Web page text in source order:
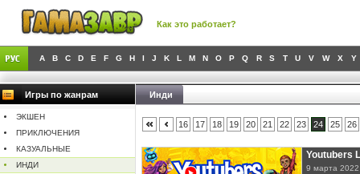
Как это работает?
A B C D E F G H I J K L M N O P Q R S T U V W X Y
Игры по жанрам
ЭКШЕН
ПРИКЛЮЧЕНИЯ
КАЗУАЛЬНЫЕ
ИНДИ
Инди
16 17 18 19 20 21 22 23 24 25 26
Youtubers
9 марта 2022